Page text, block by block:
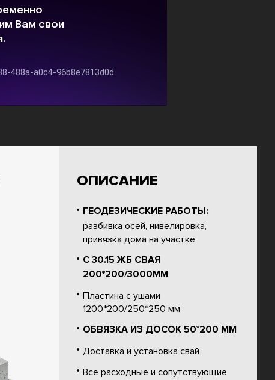
ОПИСАНИЕ
ГЕОДЕЗИЧЕСКИЕ РАБОТЫ:
разбивка осей, нивелировка,
привязка дома на участке
С 30.15 ЖБ СВАЯ
200*200/3000ММ
Пластина с ушами
1200*200/250*250 мм
ОБВЯЗКА ИЗ ДОСОК 50*200 ММ
Доставка и установка свай
Все расходные и сопутствующие